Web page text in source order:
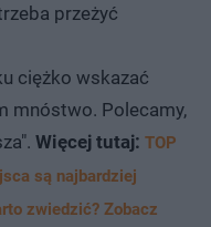
przeżyć
ciężko wskazać
mnóstwo. Polecamy,
Więcej tutaj: TOP
są najbardziej
zwiedzić? Zobacz